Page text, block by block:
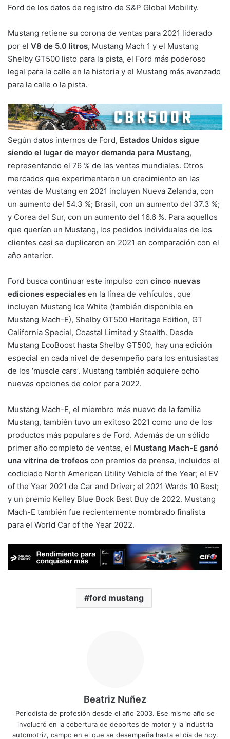
Ford de los datos de registro de S&P Global Mobility.
Mustang retiene su corona de ventas para 2021 liderado
por el V8 de 5.0 litros, Mustang Mach 1 y el Mustang
Shelby GT500 listo para la pista, el Ford más poderoso
legal para la calle en la historia y el Mustang más avanzado
para la calle o la pista.
Según datos internos de Ford, Estados Unidos sigue
siendo el lugar de mayor demanda para Mustang,
representando el 76 % de las ventas mundiales. Otros
mercados que experimentaron un crecimiento en las
ventas de Mustang en 2021 incluyen Nueva Zelanda, con
un aumento del 54.3 %; Brasil, con un aumento del 37.3 %;
y Corea del Sur, con un aumento del 16.6 %. Para aquellos
que querían un Mustang, los pedidos individuales de los
clientes casi se duplicaron en 2021 en comparación con el
año anterior.
Ford busca continuar este impulso con cinco nuevas
ediciones especiales en la línea de vehículos, que
incluyen Mustang Ice White (también disponible en
Mustang Mach-E), Shelby GT500 Heritage Edition, GT
California Special, Coastal Limited y Stealth. Desde
Mustang EcoBoost hasta Shelby GT500, hay una edición
especial en cada nivel de desempeño para los entusiastas
de los ‘muscle cars’. Mustang también adquiere ocho
nuevas opciones de color para 2022.
Mustang Mach-E, el miembro más nuevo de la familia
Mustang, también tuvo un exitoso 2021 como uno de los
productos más populares de Ford. Además de un sólido
primer año completo de ventas, el Mustang Mach-E ganó
una vitrina de trofeos con premios de prensa, incluidos el
codiciado North American Utility Vehicle of the Year; el EV
of the Year 2021 de Car and Driver; el 2021 Wards 10 Best;
y un premio Kelley Blue Book Best Buy de 2022. Mustang
Mach-E también fue recientemente nombrado finalista
para el World Car of the Year 2022.
ford mustang
Beatriz Nuñez
Periodista de profesión desde el año 2003. Ese mismo año se
involucró en la cobertura de deportes de motor y la industria
automotriz, campo en el que se desempeña hasta el día de hoy.